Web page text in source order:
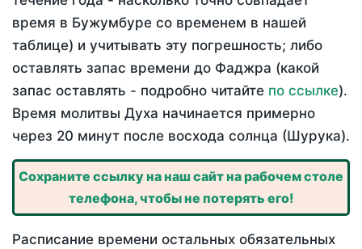
время в Бужумбуре со временем в нашей
таблице) и учитывать эту погрешность; либо
оставлять запас времени до Фаджра (какой
запас оставлять - подробно читайте по ссылке).
Время молитвы Духа начинается примерно
через 20 минут после восхода солнца (Шурука).
Сохраните ссылку на наш сайт на рабочем столе
телефона, чтобы не потерять его!
Расписание времени остальных обязательных